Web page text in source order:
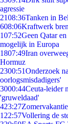
agressie
2108:36Tanken in
608:06Kraftwerk
107:52Geen Qatar
mogelijk in Europa
1807:49Iran
Hormuz
2300:51Onderzoek
oorlogsmisdadigers'
3000:44Ceuta-leider
'gruweldaad'
423:27
1 22:57Vollering de